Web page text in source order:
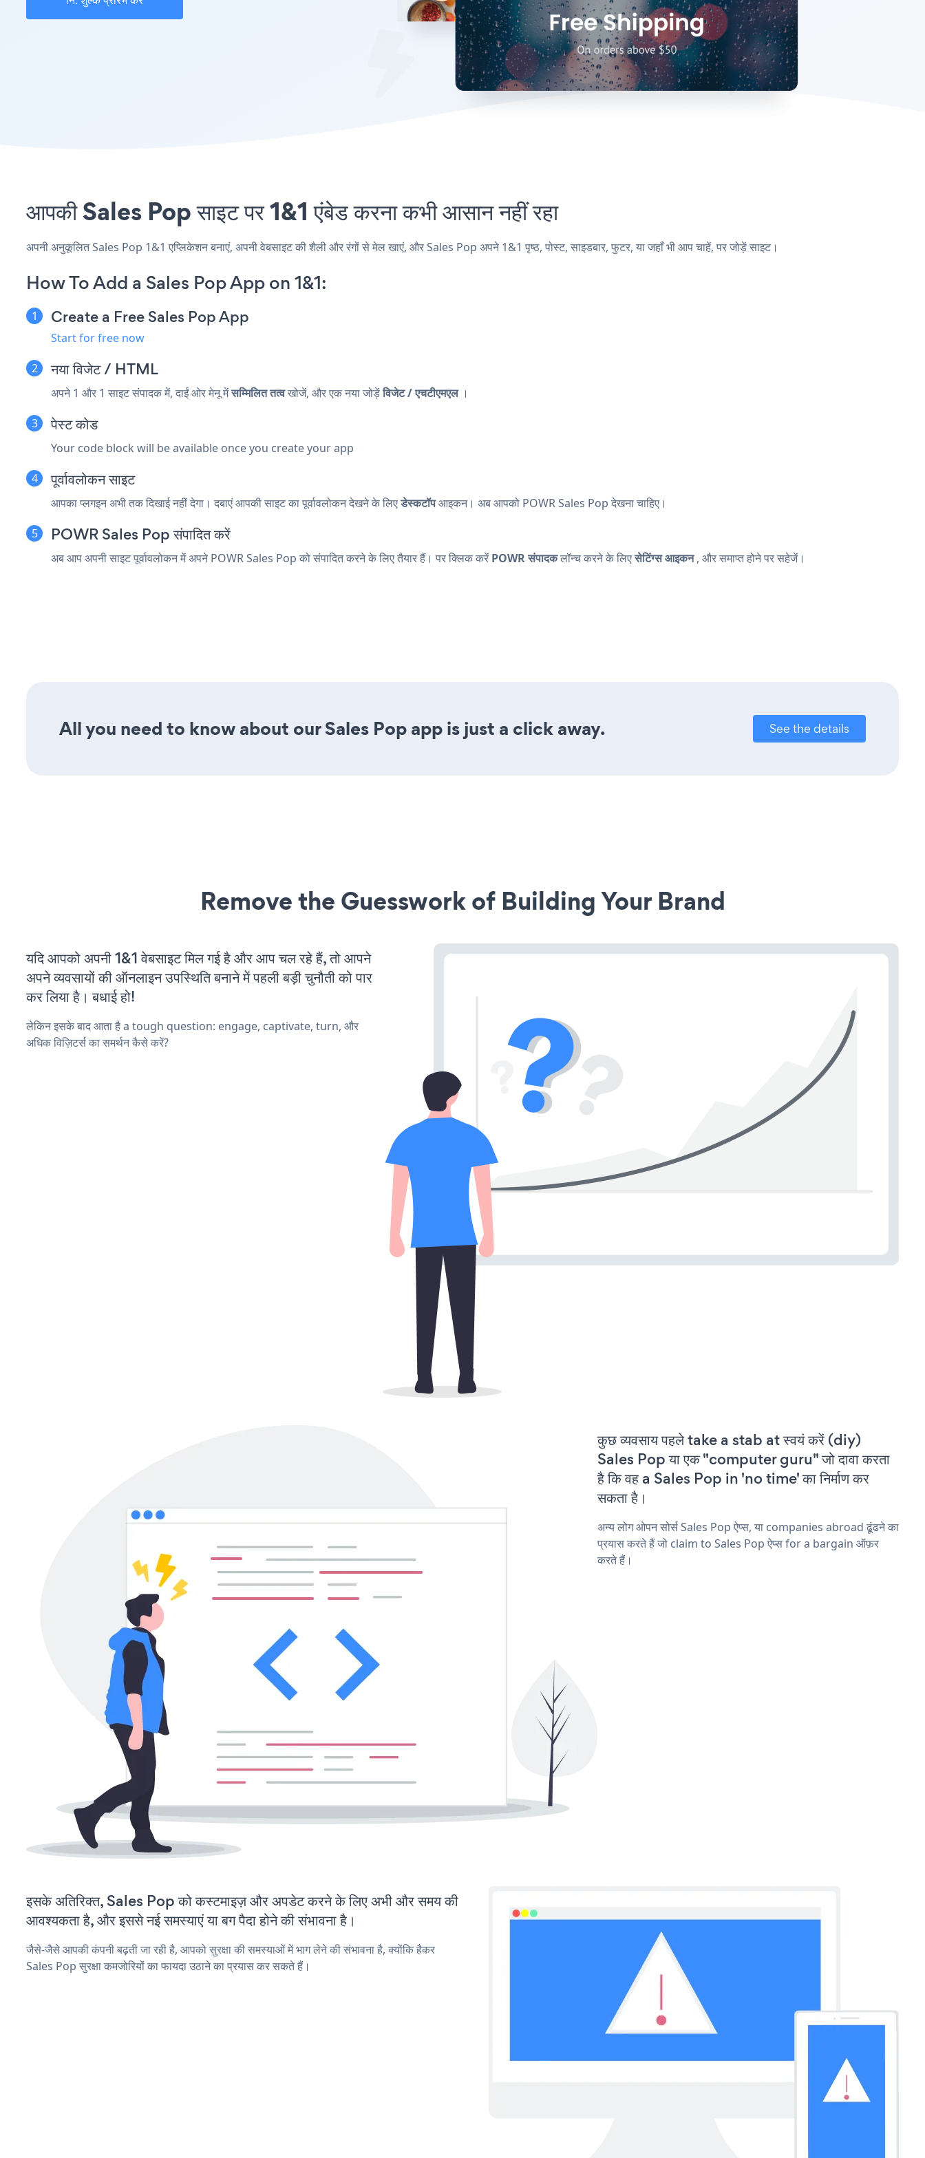
आपकी Sales Pop साइट पर 1&1 एंबेड करना कभी आसान नहीं रहा
अपनी अनुकूलित Sales Pop 1&1 एप्लिकेशन बनाएं, अपनी वेबसाइट की शैली और रंगों से मेल खाएं, और Sales Pop अपने 1&1 पृष्ठ, पोस्ट, साइडबार, फुटर, या जहाँ भी आप चाहें, पर जोड़ें साइट।
How To Add a Sales Pop App on 1&1:
Create a Free Sales Pop App
Start for free now
नयाविजेट / HTML
अपने 1 और 1 साइट संपादक में, दाईं ओर मेनू मेंसम्मिलित तत्वखोजें, और एक नया जोड़ेंविजेट / एचटीएमएल।
पेस्ट कोड
Your code block will be available once you create your app
पूर्वावलोकन साइट
आपका प्लगइन अभी तक दिखाई नहीं देगा। दबाएंआपकी साइट का पूर्वावलोकन देखने के लिएडेस्कटॉपआइकन। अब आपको POWR Sales Pop देखना चाहिए।
POWR Sales Pop संपादित करें
अब आप अपनी साइट पूर्वावलोकन में अपने POWR Sales Pop को संपादित करने के लिए तैयार हैं। पर क्लिक करें POWR संपादकलॉन्च करने के लिएसेटिंग्स आइकन, और समाप्त होने पर सहेजें।
All you need to know about our Sales Pop app is just a click away. See the details
Remove the Guesswork of Building Your Brand
यदि आपको अपनी 1&1 वेबसाइट मिल गई है और आप चल रहे हैं, तो आपने
अपने व्यवसायों की ऑनलाइन उपस्थिति बनाने में पहली बड़ी चुनौती को पार
कर लिया है। बधाई हो!
लेकिन इसके बाद आता है a tough question: engage, captivate, turn, और
अधिक विज़िटर्स का समर्थन कैसे करें?
कुछ व्यवसाय पहले take a stab at स्वयं करें (diy)
Sales Pop या एक "computer guru" जो दावा करता
है कि वह a Sales Pop in 'no time' का निर्माण कर
सकता है।
अन्य लोग ओपन सोर्स Sales Pop ऐप्स, या companies abroad ढूंढने का
प्रयास करते हैं जो claim to Sales Pop ऐप्स for a bargain ऑफ़र
करते हैं।
इसके अतिरिक्त, Sales Pop को कस्टमाइज़ और अपडेट करने के लिए अभी और समय की
आवश्यकता है, और इससे नई समस्याएं या बग पैदा होने की संभावना है।
जैसे-जैसे आपकी कंपनी बढ़ती जा रही है, आपको सुरक्षा की समस्याओं में भाग लेने की संभावना है, क्योंकि हैकर
Sales Pop सुरक्षा कमजोरियों का फायदा उठाने का प्रयास कर सकते हैं।